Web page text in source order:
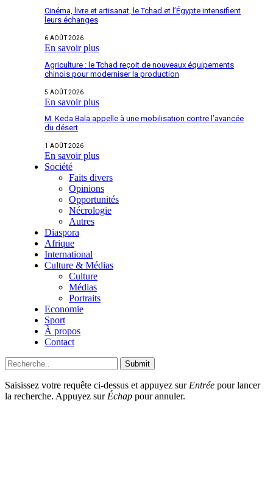
Cinéma, livre et artisanat, le Tchad et l’Égypte intensifient
leurs échanges
6 AOÛT 2026
En savoir plus
Agriculture : le Tchad reçoit de nouveaux équipements
chinois pour moderniser la production
5 AOÛT 2026
En savoir plus
M. Keda Bala appelle à une mobilisation contre l’avancée
du désert
1 AOÛT 2026
En savoir plus
Société
Faits divers
Opinions
Opportunités
Nécrologie
Autres
Diaspora
Afrique
International
Culture & Médias
Culture
Médias
Portraits
Economie
Sport
À propos
Contact
Submit
Saisissez votre requête ci-dessus et appuyez sur Entrée pour lancer
la recherche. Appuyez sur Échap pour annuler.